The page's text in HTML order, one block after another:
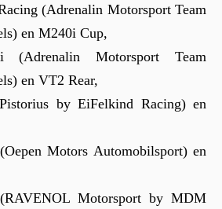
(Adrenalin Motorsport Team
en M240i Cup,
Motorsport Team
en VT2 Rear,
by EiFelkind Racing) en
Motors Automobilsport) en
Motorsport by MDM